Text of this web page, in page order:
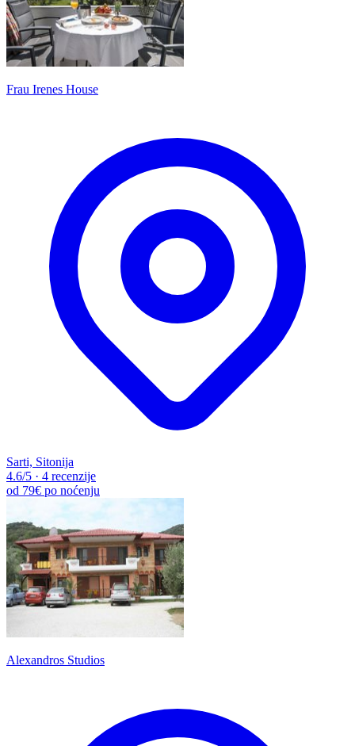
Frau Irenes House
Sarti, Sitonija
4.6/5 · 4 recenzije
od 79€ po noćenju
Alexandros Studios